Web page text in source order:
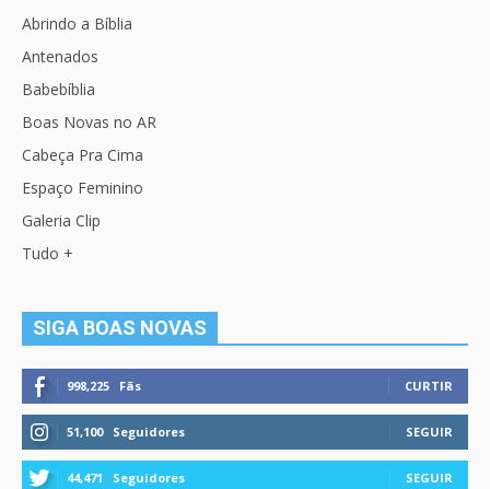
Abrindo a Bíblia
Antenados
Babebíblia
Boas Novas no AR
Cabeça Pra Cima
Espaço Feminino
Galeria Clip
Tudo +
SIGA BOAS NOVAS
998,225 Fãs CURTIR
51,100 Seguidores SEGUIR
44,471 Seguidores SEGUIR